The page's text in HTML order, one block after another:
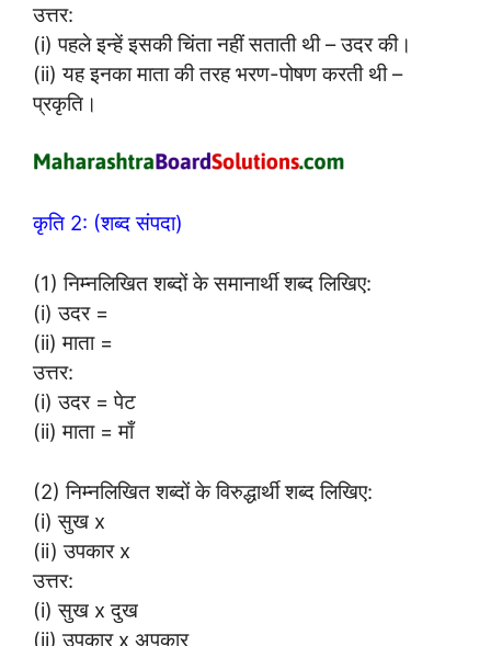
उत्तर:
(i) पहले इन्हें इसकी चिंता नहीं सताती थी – उदर की।
(ii) यह इनका माता की तरह भरण-पोषण करती थी –
प्रकृति।
कृति 2: (शब्द संपदा)
(1) निम्नलिखित शब्दों के समानार्थी शब्द लिखिए:
(i) उदर =
(ii) माता =
उत्तर:
(i) उदर = पेट
(ii) माता = माँ
(2) निम्नलिखित शब्दों के विरुद्धार्थी शब्द लिखिए:
(i) सुख x
(ii) उपकार x
उत्तर:
(i) सुख x दुख
(ii) उपकार x अपकार